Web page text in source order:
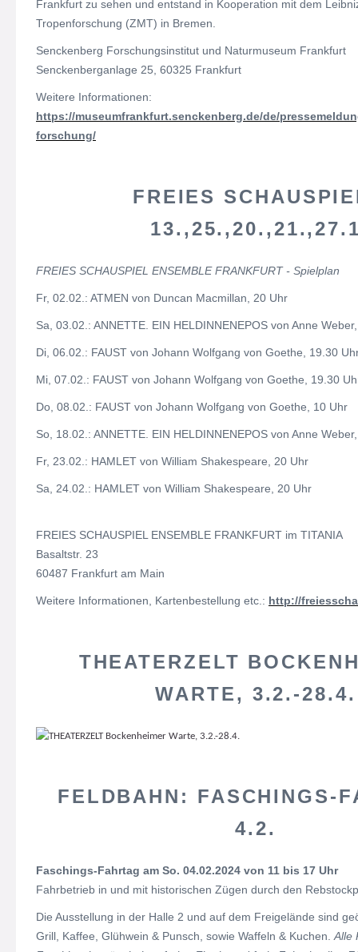
Frankfurt zu sehen und entstand in Kooperation mit dem
Tropenforschung (ZMT) in Bremen.
Senckenberg Forschungsinstitut und Naturmuseum Frankfurt
Senckenberganlage 25, 60325 Frankfurt
Weitere Informationen:
https://museumfrankfurt.senckenberg.de/de/
forschung/
FREIES
FREIES SCHAUSPIEL ENSEMBLE FRANKFURT - Spielplan
Fr, 02.02.: ATMEN von Duncan Macmillan, 20 Uhr
Sa, 03.02.: ANNETTE. EIN HELDINNENEPOS von Anne
Di, 06.02.: FAUST von Johann Wolfgang von Goethe, 19.30
Mi, 07.02.: FAUST von Johann Wolfgang von Goethe, 19.30
Do, 08.02.: FAUST von Johann Wolfgang von Goethe, 10 Uhr
So, 18.02.: ANNETTE. EIN HELDINNENEPOS von Anne
Fr, 23.02.: HAMLET von William Shakespeare, 20 Uhr
Sa, 24.02.: HAMLET von William Shakespeare, 20 Uhr
FREIES SCHAUSPIEL ENSEMBLE FRANKFURT im TITANIA
Basaltstr. 23
60487 Frankfurt am Main
Weitere Informationen, Kartenbestellung etc.: http://
THEATERZELT
WARTE, 3.2.-28.4.
FELDBAHN: FASCHINGS-
4.2.
Faschings-Fahrtag am So. 04.02.2024 von 11 bis 17 Uhr
Fahrbetrieb in und mit historischen Zügen durch den
Die Ausstellung in der Halle 2 und auf dem Freigelände sind
Grill, Kaffee, Glühwein & Punsch, sowie Waffeln & Kuchen. Alle